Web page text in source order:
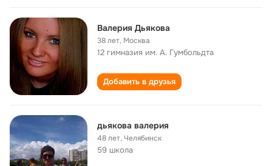
Валерия Дьякова
38 лет, Москва
12 гимназия им. А. Гумбольдта
Добавить в друзья
дьякова валерия
48 лет,Челябинск
59 школа